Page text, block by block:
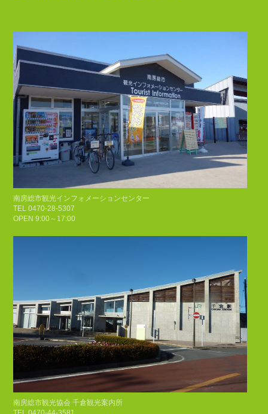
南房総市観光インフォメーションセンター
TEL 0470-28-5307
OPEN 9:00～17:00
南房総市観光協会 千倉観光案内所